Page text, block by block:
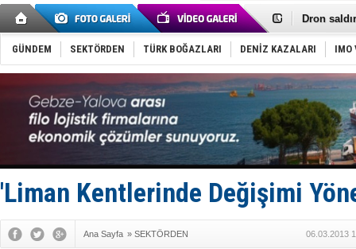
Dron
'REGAL 1'
Gemide 5
Yakıt
Rus
Tatil
Rusya,
Enejota
Denizcilik
Taksi
GÜNDEM SEKTÖRDEN TÜRK BOĞAZLARI DENİZ KAZALARI IMO
'Liman Kentlerinde Değişimi
Ana Sayfa » SEKTÖRDEN 06.03.2013